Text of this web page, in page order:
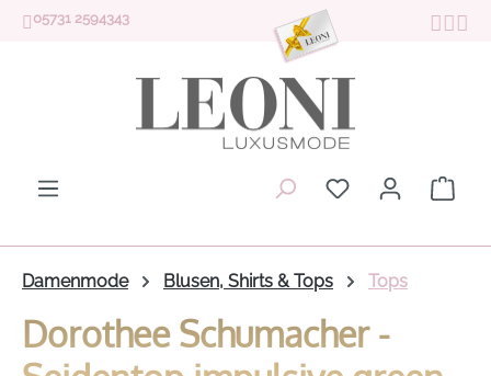
Zum Hauptinhalt springen
05731 2594343
Du hast 0
Damenmode Blusen, Shirts & Tops Tops
Dorothee Schumacher -